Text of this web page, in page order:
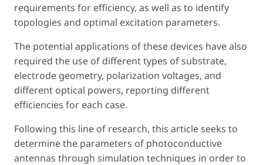
requirements for efficiency, as well as to identify
topologies and optimal excitation parameters.
The potential applications of these devices have also
required the use of different types of substrate,
electrode geometry, polarization voltages, and
different optical powers, reporting different
efficiencies for each case.
Following this line of research, this article seeks to
determine the parameters of photoconductive
antennas through simulation techniques in order to